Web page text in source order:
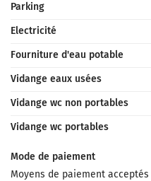
Parking
Electricité
Fourniture d'eau potable
Vidange eaux usées
Vidange wc non portables
Vidange wc portables
Mode de paiement
Moyens de paiement acceptés